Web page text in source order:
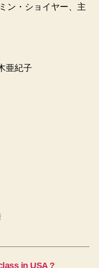
ン・ショイヤー、主
亜紀子
in USA ?